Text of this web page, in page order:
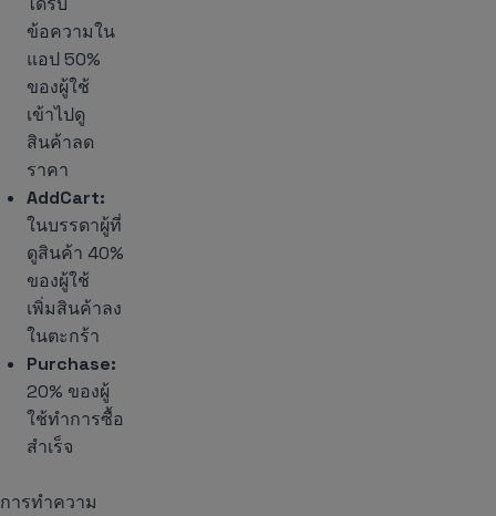
ข้อความใน
แอป 50%
ของผู้ใช้
เข้าไปดู
สินค้าลด
ราคา
AddCart:
ในบรรดาผู้ที่
ดูสินค้า 40%
ของผู้ใช้
เพิ่มสินค้าลง
ในตะกร้า
Purchase:
20% ของผู้
ใช้ทำการซื้อ
สำเร็จ
การทำความ